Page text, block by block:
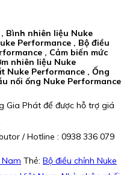
Bình nhiên liệu Nuke
Performance , Bộ điều
, Cảm biến mức
nhiên liệu Nuke
Nuke Performance , Ống
nối ống Nuke Performance
Gia Phát để được hỗ trợ giá
/ Hotline : 0938 336 079
Thẻ: Bộ điều chỉnh Nuke